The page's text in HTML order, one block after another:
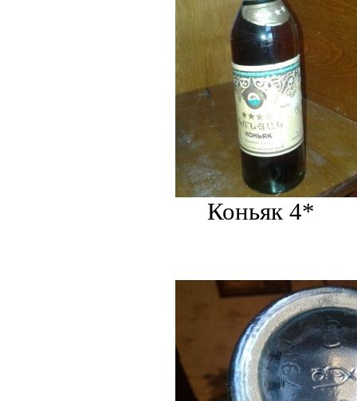
Коньяк 4*